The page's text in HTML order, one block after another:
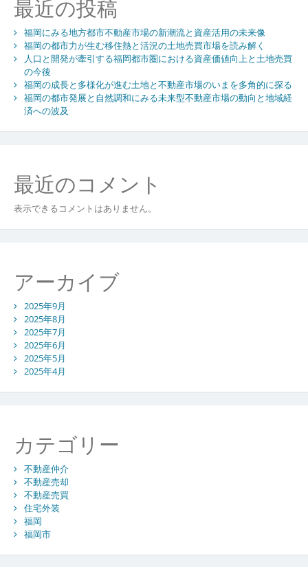
み
出
す
多
様
な
土
地
在
と
未
最近の投稿
福岡にみる地方都市不動産市場の新潮流と資産活用の未来像
福岡の都市力が生む移住熱と活況の土地売買市場を読み解く
人口と開発が牽引する福岡都市圏における資産価値向上と土地売買
の今後
福岡の成長と多様化が進む土地と不動産市場のいまを多角的に探る
福岡の都市発展と自然調和にみる未来型不動産市場の動向と地域経
済への波及
最近のコメント
表示できるコメントはありません。
アーカイブ
2025年9月
2025年8月
2025年7月
2025年6月
2025年5月
2025年4月
カテゴリー
不動産仲介
不動産売却
不動産売買
住宅外装
福岡
福岡市